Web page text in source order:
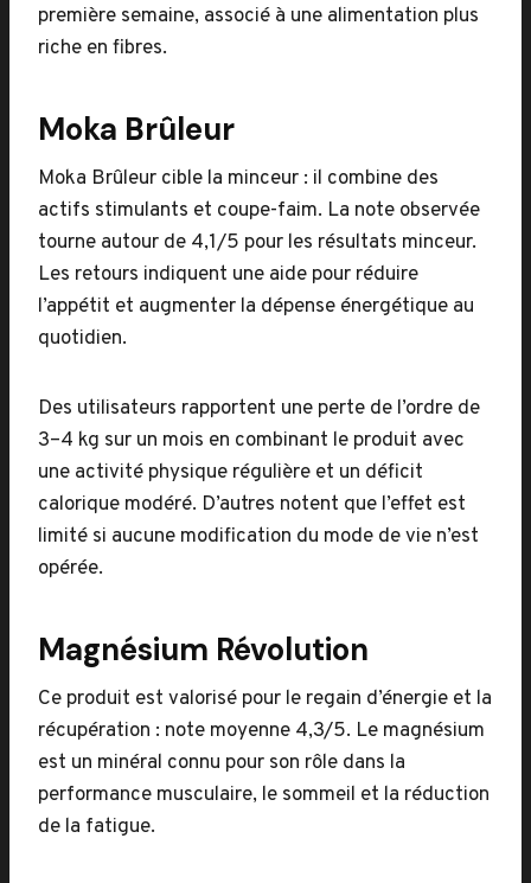
première semaine, associé à une alimentation plus
riche en fibres.
Moka Brûleur
Moka Brûleur cible la minceur : il combine des
actifs stimulants et coupe-faim. La note observée
tourne autour de 4,1/5 pour les résultats minceur.
Les retours indiquent une aide pour réduire
l’appétit et augmenter la dépense énergétique au
quotidien.
Des utilisateurs rapportent une perte de l’ordre de
3–4 kg sur un mois en combinant le produit avec
une activité physique régulière et un déficit
calorique modéré. D’autres notent que l’effet est
limité si aucune modification du mode de vie n’est
opérée.
Magnésium Révolution
Ce produit est valorisé pour le regain d’énergie et la
récupération : note moyenne 4,3/5. Le magnésium
est un minéral connu pour son rôle dans la
performance musculaire, le sommeil et la réduction
de la fatigue.